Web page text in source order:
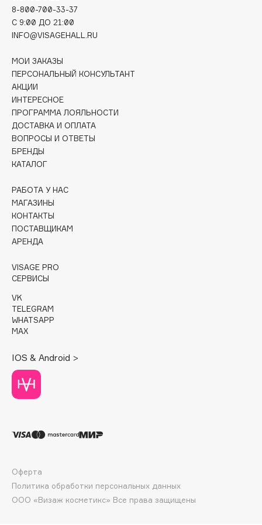
Collagenina
Consly
Corimo
CosRX
Cottolina
Crescina
Cunzite
Curaprox
D
d'Alba
DABO
Darphin
Deonica
Dior
Divage
Dolomit
Dorco
DP Daily Perfection
Dr.Ceuracle
DSD de Luxe
Dyson
8-800-700-33-37
C 9:00 ДО 21:00
INFO@VISAGEHALL.RU
МОИ ЗАКАЗЫ
ПЕРСОНАЛЬНЫЙ КОНСУЛЬТАНТ
АКЦИИ
ИНТЕРЕСНОЕ
ПРОГРАММА ЛОЯЛЬНОСТИ
ДОСТАВКА И ОПЛАТА
ВОПРОСЫ И ОТВЕТЫ
БРЕНДЫ
КАТАЛОГ
РАБОТА У НАС
МАГАЗИНЫ
КОНТАКТЫ
ПОСТАВЩИКАМ
АРЕНДА
VISAGE PRO
СЕРВИСЫ
VK
TELEGRAM
WHATSAPP
MAX
IOS & Android >
ООО «Визаж косметикс» Все права защищены
Оферта
Политика обработки персональных данных